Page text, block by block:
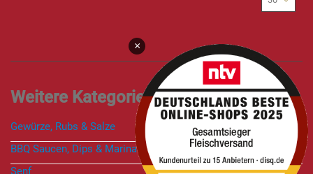
Gewürze, Rubs & Salze
BBQ Saucen, Dips & Marinaden
Senf
×